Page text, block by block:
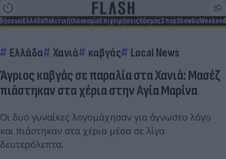
ΕλλάδαΠολιτικήΟικονομίαΕπιχειρήσειςΚόσμοςΣπορShowbizWeekend
Ελλάδα Χανιά καβγάς Local News
Άγριος καβγάς σε παραλία στα Χανιά: Μασέζ
πιάστηκαν στα χέρια στην Αγία Μαρίνα
Οι δυο γυναίκες λογομάχησαν για άγνωστο λόγο
και πιάστηκαν στα χέρια μέσα σε λίγα
δευτερόλεπτα.